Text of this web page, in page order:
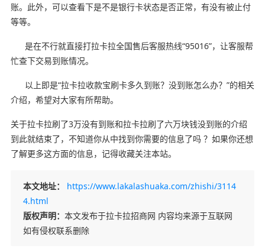
账。此外，可以查看下是不是银行卡状态是否正常，有没有被止付
等等。
是在不行就直接打拉卡拉全国售后客服热线“95016”，让客服帮
忙查下交易到账情况。
以上即是“拉卡拉收款宝刷卡多久到账？没到账怎么办？”的相关
介绍，希望对大家有所帮助。
关于拉卡拉刷了3万没有到账和拉卡拉刷了六万块钱没到账的介绍
到此就结束了，不知道你从中找到你需要的信息了吗 ？如果你还想
了解更多这方面的信息，记得收藏关注本站。
本文地址：
https://www.lakalashuaka.com/zhishi/3114
4.html
版权声明： 本文发布于拉卡拉招商网 内容均来源于互联网
如有侵权联系删除